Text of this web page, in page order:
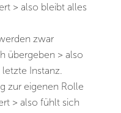
> also bleibt alles
zwar
übergeben > also
Instanz.
zur eigenen Rolle
> also fühlt sich